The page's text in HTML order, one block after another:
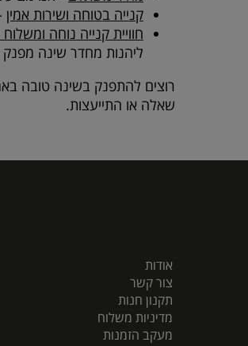
קנייה בטוחה ושירות אמין
חוויית קנייה נוחה
ליהנות מחדר שינה
רוצים להתפנק בשינה טובה
שאלה או התייעצות.
אודות
צור קשר
תקנון חנות
מדיניות משלוח
מעקב הזמנות